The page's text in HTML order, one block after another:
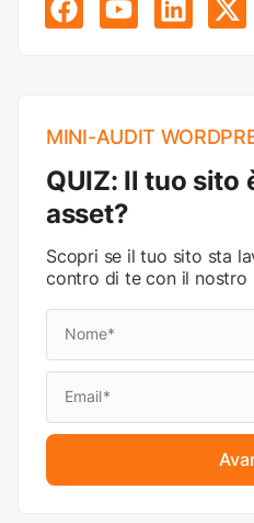
MINI-AUDIT
QUIZ: Il tuo sito
asset?
Scopri se il tuo sito sta
contro di te con il nostro